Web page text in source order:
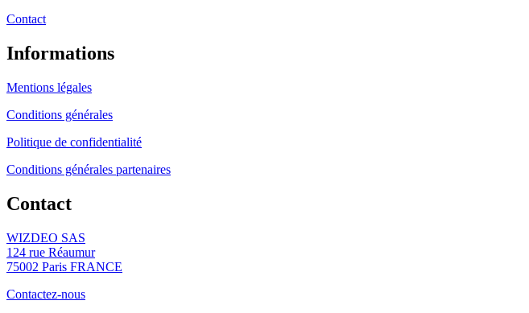
Contact
Informations
Mentions légales
Conditions générales
Politique de confidentialité
Conditions générales partenaires
Contact
WIZDEO SAS
124 rue Réaumur
75002 Paris FRANCE
Contactez-nous